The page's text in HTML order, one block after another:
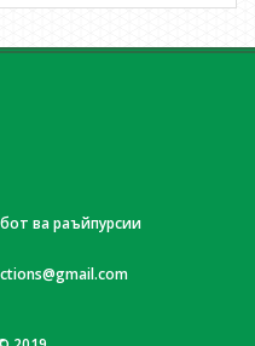
ва раъйпурсии